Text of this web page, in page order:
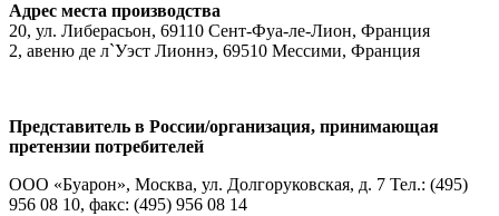
Адрес места производства
20, ул. Либерасьон, 69110 Сент-Фуа-ле-Лион, Франция
2, авеню де л`Уэст Лионнэ, 69510 Мессими, Франция
Представитель в России/организация, принимающая
претензии потребителей
ООО «Буарон», Москва, ул. Долгоруковская, д. 7 Тел.: (495)
956 08 10, факс: (495) 956 08 14